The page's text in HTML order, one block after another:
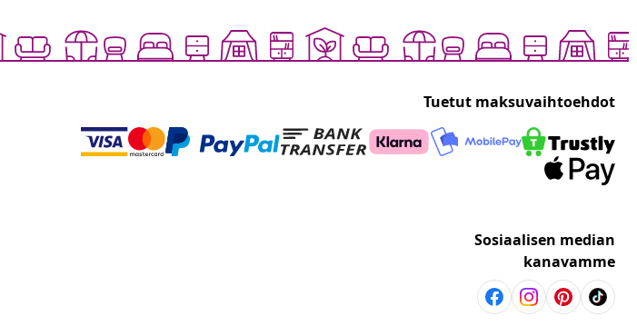
Tuetut maksuvaihtoehdot
Sosiaalisen median
kanavamme